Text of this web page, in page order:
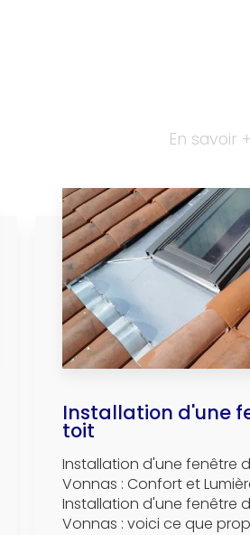
En savoir +
Installation d'une
toit
Installation d'une fenêtre
Vonnas : Confort et
Installation d'une fenêtre
Vonnas : voici ce que